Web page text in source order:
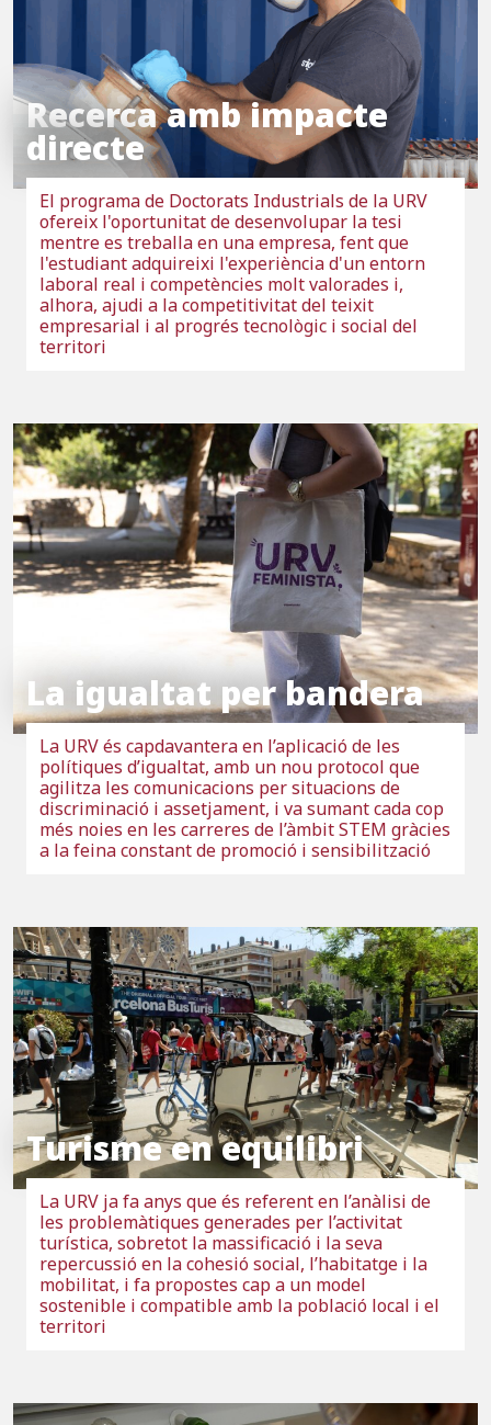
Recerca amb impacte
directe
El programa de Doctorats Industrials de la URV
ofereix l'oportunitat de desenvolupar la tesi
mentre es treballa en una empresa, fent que
l'estudiant adquireixi l'experiència d'un entorn
laboral real i competències molt valorades i,
alhora, ajudi a la competitivitat del teixit
empresarial i al progrés tecnològic i social del
territori
La igualtat per bandera
La URV és capdavantera en l’aplicació de les
polítiques d’igualtat, amb un nou protocol que
agilitza les comunicacions per situacions de
discriminació i assetjament, i va sumant cada cop
més noies en les carreres de l’àmbit STEM gràcies
a la feina constant de promoció i sensibilització
Turisme en equilibri
La URV ja fa anys que és referent en l’anàlisi de
les problemàtiques generades per l’activitat
turística, sobretot la massificació i la seva
repercussió en la cohesió social, l’habitatge i la
mobilitat, i fa propostes cap a un model
sostenible i compatible amb la població local i el
territori